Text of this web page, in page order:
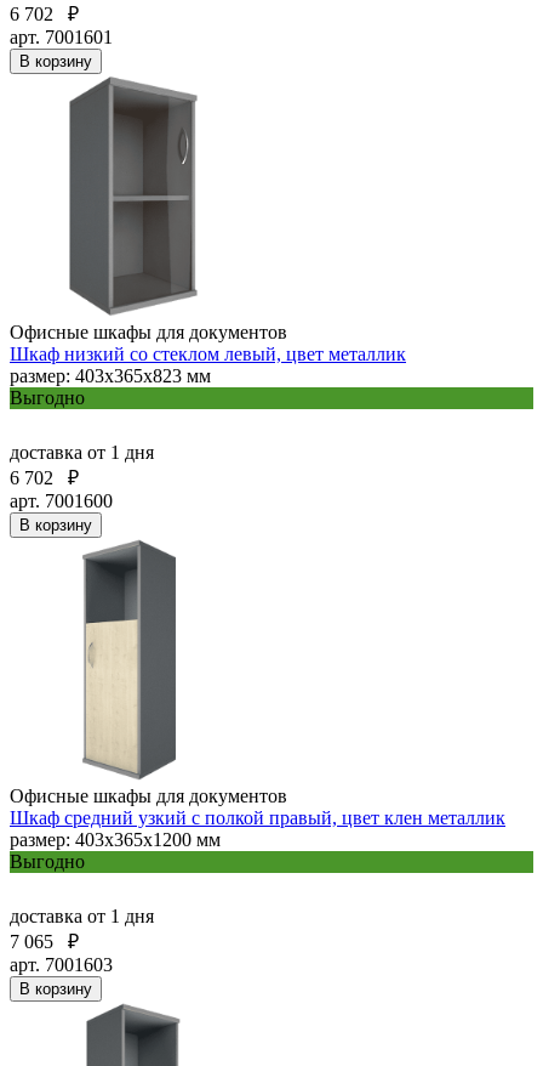
6 702
₽
арт. 7001601
В корзину
Офисные шкафы для документов
Шкаф низкий со стеклом левый, цвет металлик
размер: 403х365х823 мм
Выгодно
доставка от 1 дня
6 702
₽
арт. 7001600
В корзину
Офисные шкафы для документов
Шкаф средний узкий с полкой правый, цвет клен металлик
размер: 403х365х1200 мм
Выгодно
доставка от 1 дня
7 065
₽
арт. 7001603
В корзину